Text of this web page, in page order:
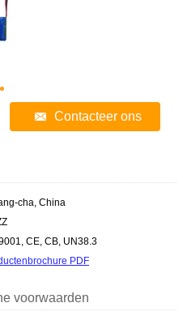
Contacteer ons
cha, China
CE, CB, UN38.3
PDF
voorwaarden